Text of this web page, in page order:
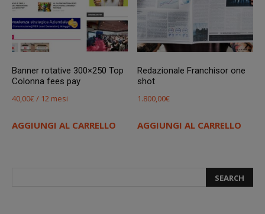
Banner rotative 300×250 Top
Colonna fees pay
40,00€/ 12 mesi
AGGIUNGI AL CARRELLO
Redazionale Franchisor one
shot
1.800,00€
AGGIUNGI AL CARRELLO